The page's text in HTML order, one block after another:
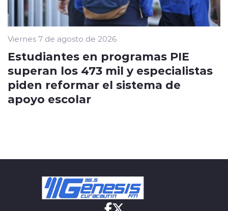
Viernes 7 de agosto de 2026
Estudiantes en programas PIE
superan los 473 mil y especialistas
piden reformar el sistema de
apoyo escolar